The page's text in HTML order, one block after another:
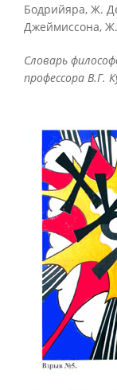
Бодрийяра, Ж.
Джеймиссона,
Словарь
профессора В.Г.